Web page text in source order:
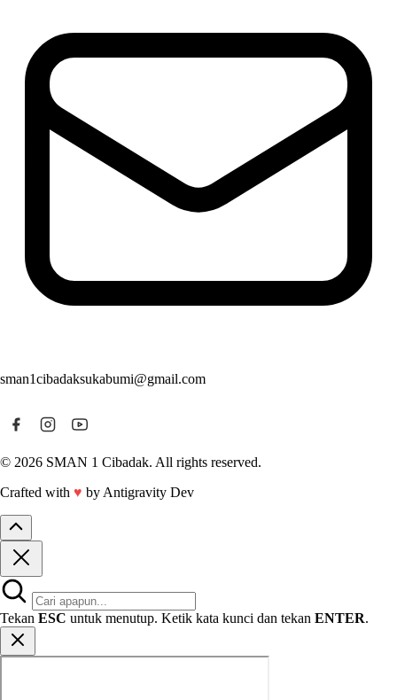
sman1cibadaksukabumi@gmail.com
© 2026 SMAN 1 Cibadak. All rights reserved.
Crafted with ♥ by Antigravity Dev
Tekan ESC untuk menutup. Ketik kata kunci dan tekan ENTER.